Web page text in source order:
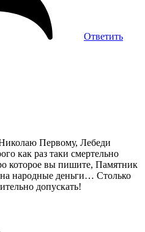
Ответить
Первому, Лебеди
как раз таки смертельно
которое вы пишите, Памятник
народные деньги… Столько
допускать!